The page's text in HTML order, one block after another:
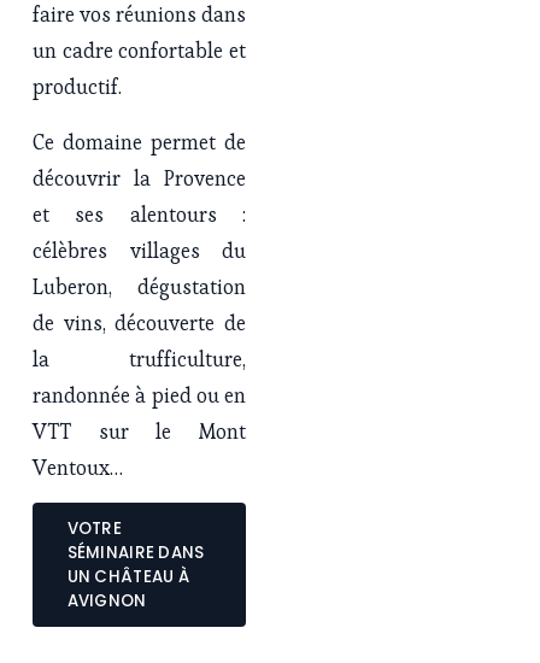
faire vos réunions dans
un cadre confortable et
productif.
Ce domaine permet de
découvrir la Provence
et ses alentours :
célèbres villages du
Luberon, dégustation
de vins, découverte de
la trufficulture,
randonnée à pied ou en
VTT sur le Mont
Ventoux…
VOTRE
SÉMINAIRE DANS
UN CHÂTEAU À
AVIGNON